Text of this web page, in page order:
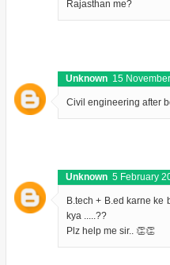
Rajasthan me?
Unknown 15
Civil engineering after
Unknown 5 February
B.tech + B.ed karne ke
kya .....??
Plz help me sir.. 👏👏